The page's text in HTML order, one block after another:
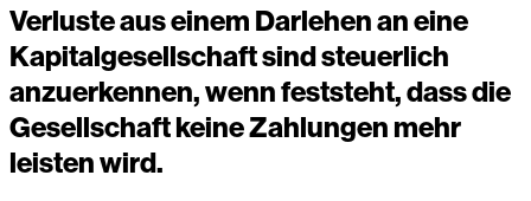
Verluste aus einem Darlehen an eine
Kapitalgesellschaft sind steuerlich
anzuerkennen, wenn feststeht, dass die
Gesellschaft keine Zahlungen mehr
leisten wird.